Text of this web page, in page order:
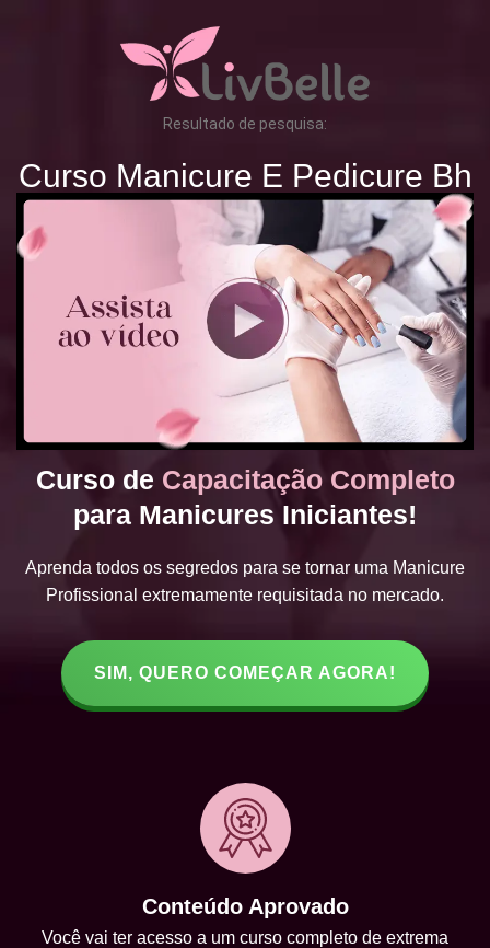
Resultado de pesquisa:
Curso Manicure E Pedicure Bh
Curso de Capacitação Completo
para Manicures Iniciantes!
Aprenda todos os segredos para se tornar uma Manicure
Profissional extremamente requisitada no mercado.
SIM, QUERO COMEÇAR AGORA!
Conteúdo Aprovado
Você vai ter acesso a um curso completo de extrema